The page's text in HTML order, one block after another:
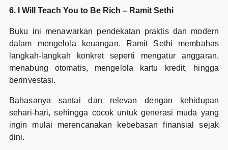
6. I Will Teach You to Be Rich – Ramit Sethi
Buku ini menawarkan pendekatan praktis dan modern
dalam mengelola keuangan. Ramit Sethi membahas
langkah-langkah konkret seperti mengatur anggaran,
menabung otomatis, mengelola kartu kredit, hingga
berinvestasi.
Bahasanya santai dan relevan dengan kehidupan
sehari-hari, sehingga cocok untuk generasi muda yang
ingin mulai merencanakan kebebasan finansial sejak
dini.